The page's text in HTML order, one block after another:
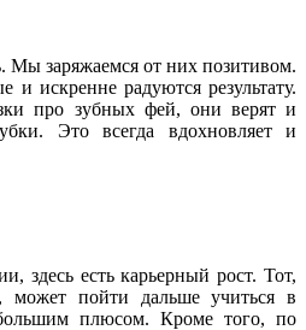
Мы заряжаемся от них позитивом.
искренне радуются результату.
про зубных фей, они верят и
Это всегда вдохновляет и
здесь есть карьерный рост. Тот,
может пойти дальше учиться в
большим плюсом. Кроме того, по